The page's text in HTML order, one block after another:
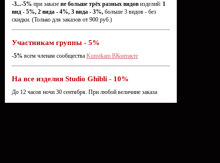
-3...-5% при заказе не больше трёх разных видов изделий: 1
вид - 5%, 2 вида - 4%, 3 вида - 3%, больше 3 видов - без
скидки. (Только для заказов от 900 руб.)
Участникам группы - 5%
-5% всем членам сообщества Kunstkam ВКонтакте
На все изделия Studio Ghibli - 10%
До 12 часов ночи 30 сентября. При любой величине заказа